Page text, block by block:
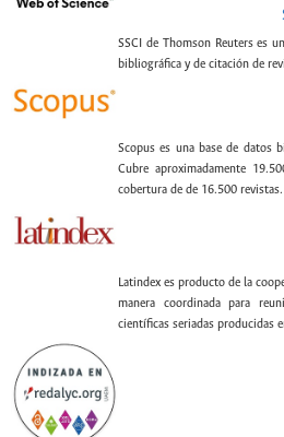
SSCI de Thomson Reuters es
bibliográfica y de citación de
Scopus es una base de datos
Cubre aproximadamente
cobertura de de 16.500 revistas.
Latindex es producto de la
manera coordinada para
científicas seriadas producidas